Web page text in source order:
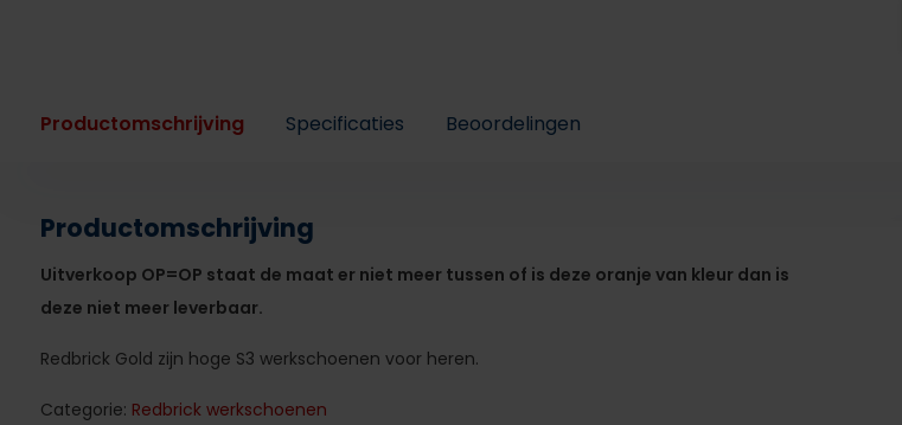
Productomschrijving Specificaties Beoordelingen
Productomschrijving
Uitverkoop OP=OP staat de maat er niet meer tussen of is deze oranje van kleur dan is
deze niet meer leverbaar.
Redbrick Gold zijn hoge S3 werkschoenen voor heren.
Categorie: Redbrick werkschoenen